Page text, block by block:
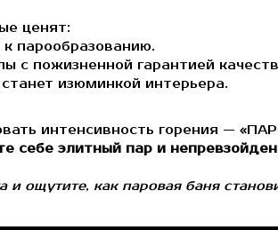
ценят:
парообразованию.
с пожизненной гарантией
изюминкой интерьера.
интенсивность горения —
себе элитный пар и
и ощутите, как паровая баня